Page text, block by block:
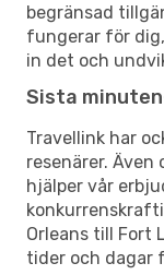
begränsad
fungerar för
in det och
Sista
Travellink har
resenärer.
hjälper vår
Orleans till Fort
tider och dagar